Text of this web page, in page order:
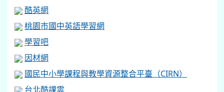
酷英網
桃園市國中英語學習網
學習吧
因材網
國民中小學課程與教學資源整合平臺（CIRN）
台北酷課雲